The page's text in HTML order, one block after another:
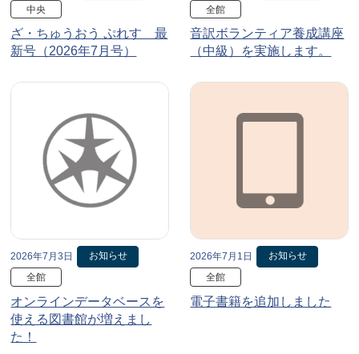
中央
ざ・ちゅうおう ぷれす 最
新号（2026年7月号）
全館
音訳ボランティア養成講座
（中級）を実施します。
2026年7月3日
お知らせ
全館
オンラインデータベースを
使える図書館が増えまし
た！
2026年7月1日
お知らせ
全館
電子書籍を追加しました